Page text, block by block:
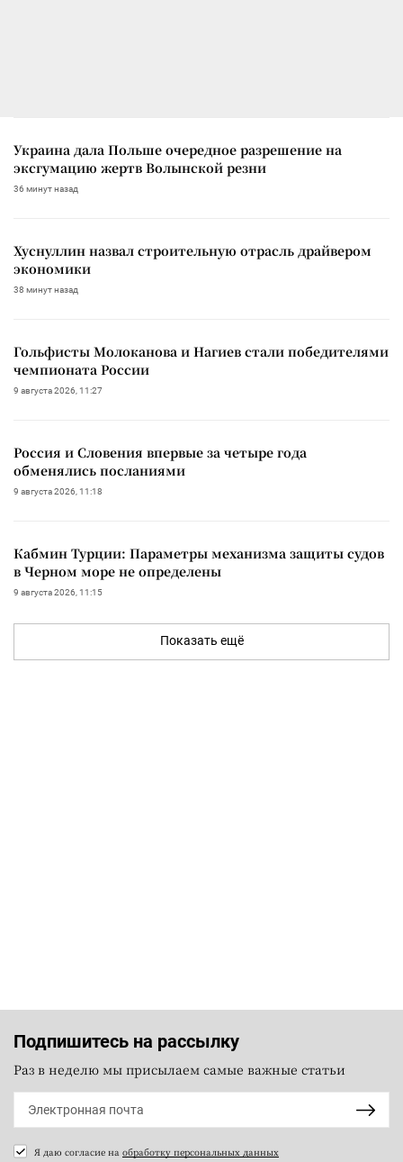
Украина дала Польше очередное разрешение на
эксгумацию жертв Волынской резни
36 минут назад
Хуснуллин назвал строительную отрасль драйвером
экономики
38 минут назад
Гольфисты Молоканова и Нагиев стали победителями
чемпионата России
9 августа 2026, 11:27
Россия и Словения впервые за четыре года
обменялись посланиями
9 августа 2026, 11:18
Кабмин Турции: Параметры механизма защиты судов
в Черном море не определены
9 августа 2026, 11:15
Показать ещё
Подпишитесь на рассылку
Раз в неделю мы присылаем самые важные статьи
Я даю согласие на обработку персональных данных